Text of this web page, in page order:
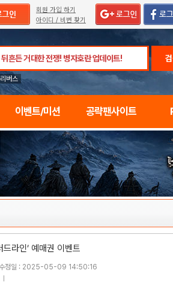
회원 가입 하기
아이디 / 비번 찾기
리버스
이벤트/미션 공략팬사이트
라인’ 예매권 이벤트
수정일 : 2025-05-09 14:50:16